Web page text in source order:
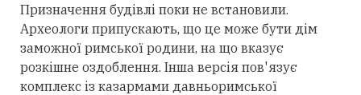
Призначення будівлі поки не встановили.
Археологи припускають, що це може бути дім
заможної римської родини, на що вказує
розкішне оздоблення. Інша версія пов'язує
комплекс із казармами давньоримської